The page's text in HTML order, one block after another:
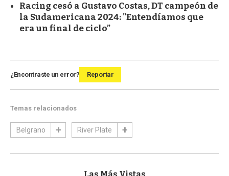
Racing cesó a Gustavo Costas, DT campeón de
la Sudamericana 2024: "Entendíamos que
era un final de ciclo”
¿Encontraste un error? Reportar
Temas relacionados
Belgrano River Plate